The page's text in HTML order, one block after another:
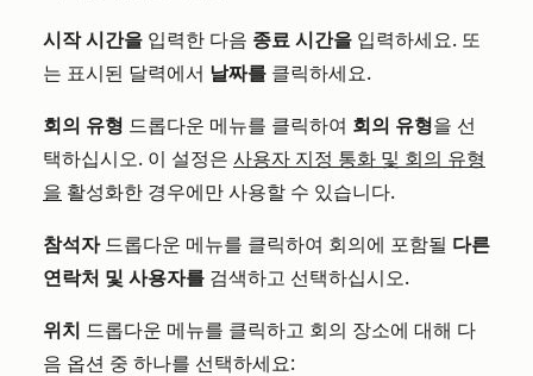
시작 시간을 입력한 다음 종료 시간을 입력하세요. 또
는 표시된 달력에서 날짜를 클릭하세요.
회의 유형 드롭다운 메뉴를 클릭하여 회의 유형을 선
택하십시오. 이 설정은 사용자 지정 통화 및 회의 유형
을 활성화한 경우에만 사용할 수 있습니다.
참석자드롭다운 메뉴를 클릭하여 회의에 포함될 다른
연락처 및 사용자를 검색하고 선택하십시오.
위치 드롭다운 메뉴를 클릭하고 회의 장소에 대해 다
음 옵션 중 하나를 선택하세요: